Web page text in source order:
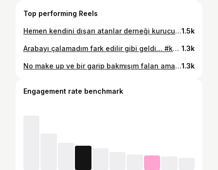
Top performing Reels
Hemen kendini dışarı atanlar derneği kurucusu #summer #ror #sis #likeforlikes #free1.5k
Arabayı çalamadım fark edilir gibi geldi… #kastamonu #ılgaz #car #araba #turuncusaç #kamp #balenciaga #rain 1.3k
No make up ve bir garip bakmışım falan ama ben sevdim. . . . . . . . . . . #eskişehir #turuncusaç #selfie ##influencer #influencermarketing #followforlike #likesforlike #gölge #güneş1.3k
Engagement rate benchmark